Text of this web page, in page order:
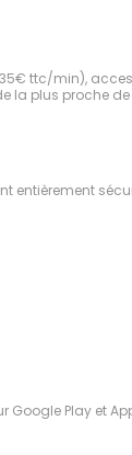
ttc/min),
la plus proche de
entièrement
Google Play et